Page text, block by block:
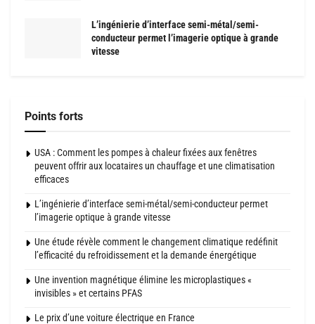
L’ingénierie d’interface semi-métal/semi-
conducteur permet l’imagerie optique à grande
vitesse
Points forts
USA : Comment les pompes à chaleur fixées aux fenêtres
peuvent offrir aux locataires un chauffage et une climatisation
efficaces
L’ingénierie d’interface semi-métal/semi-conducteur permet
l’imagerie optique à grande vitesse
Une étude révèle comment le changement climatique redéfinit
l’efficacité du refroidissement et la demande énergétique
Une invention magnétique élimine les microplastiques «
invisibles » et certains PFAS
Le prix d’une voiture électrique en France